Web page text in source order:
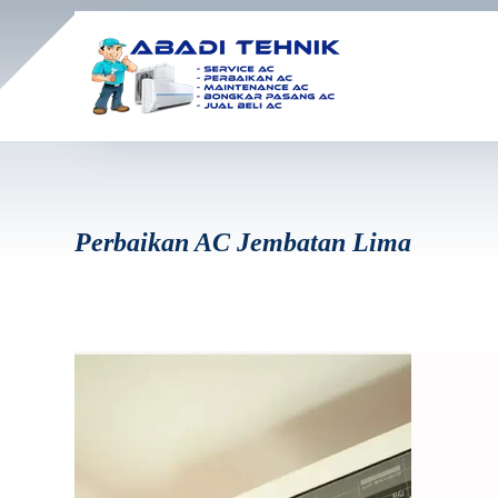
Perbaikan AC Jembatan Lima